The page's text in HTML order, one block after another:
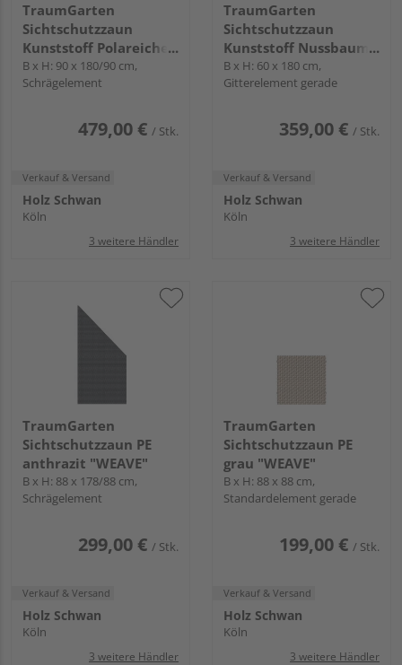
TraumGarten
Sichtschutzzaun
Kunststoff Polareiche
"LONGLIFE RIVA"
B x H: 90 x 180/90 cm,
Schrägelement
479,00 € / Stk.
Verkauf & Versand
Holz Schwan
Köln
3 weitere Händler
TraumGarten
Sichtschutzzaun
Kunststoff Nussbaum
"LONGLIFE RIVA"
B x H: 60 x 180 cm,
Gitterelement gerade
359,00 € / Stk.
Verkauf & Versand
Holz Schwan
Köln
3 weitere Händler
TraumGarten
Sichtschutzzaun PE
anthrazit "WEAVE"
B x H: 88 x 178/88 cm,
Schrägelement
299,00 € / Stk.
Verkauf & Versand
Holz Schwan
Köln
3 weitere Händler
TraumGarten
Sichtschutzzaun PE
grau "WEAVE"
B x H: 88 x 88 cm,
Standardelement gerade
199,00 € / Stk.
Verkauf & Versand
Holz Schwan
Köln
3 weitere Händler